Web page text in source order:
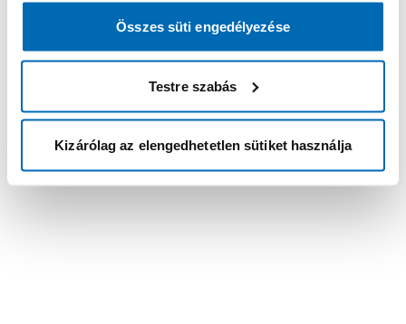
Összes süti engedélyezése
Testre szabás
Kizárólag az elengedhetetlen sütiket használja